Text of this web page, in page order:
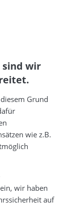
wir
Grund
wie z.B.
wir haben
auf